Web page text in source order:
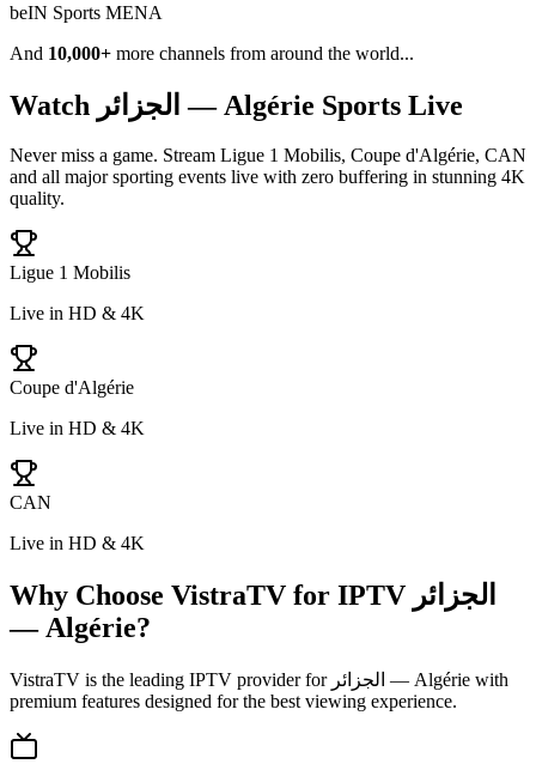
beIN Sports MENA
And 10,000+ more channels from around the world...
Watch الجزائر — Algérie Sports Live
Never miss a game. Stream Ligue 1 Mobilis, Coupe d'Algérie, CAN
and all major sporting events live with zero buffering in stunning 4K
quality.
Ligue 1 Mobilis
Live in HD & 4K
Coupe d'Algérie
Live in HD & 4K
CAN
Live in HD & 4K
Why Choose VistraTV for IPTV الجزائر
— Algérie?
VistraTV is the leading IPTV provider for الجزائر — Algérie with
premium features designed for the best viewing experience.